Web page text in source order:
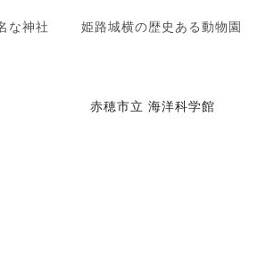
な神社 姫路城横の歴史ある動物園
赤穂市立 海洋科学館